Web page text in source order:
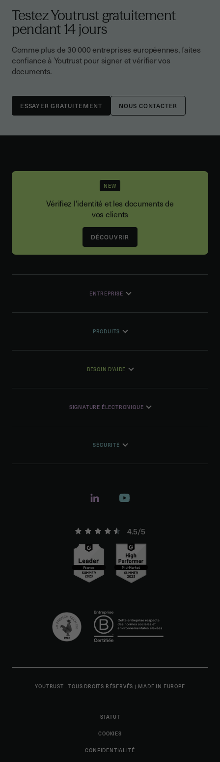
Testez Youtrust gratuitement
pendant 14 jours
Comme plus de 30 000 entreprises européennes, faites
confiance à Youtrust pour signer et vérifier vos
documents.
NOUS CONTACTER
NEW
Vérifiez l'identité et les documents de
vos clients
DÉCOUVRIR
ENTREPRISE
PRODUITS
BESOIN D'AIDE
SIGNATURE ÉLECTRONIQUE
SÉCURITÉ
4.5/5
YOUTRUST - TOUS DROITS RÉSERVÉS | MADE IN EUROPE
STATUT
COOKIES
CONFIDENTIALITÉ